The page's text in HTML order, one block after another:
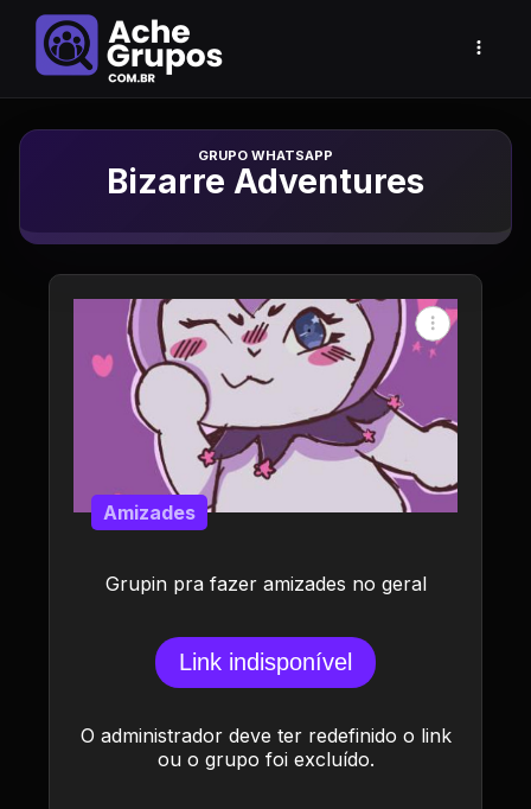
Grupo de Whatsapp
Bizarre Adventures
Grupin pra fazer amizades no geral
Amizades
Link indisponível
O administrador deve ter redefinido o link
ou o grupo foi excluído.